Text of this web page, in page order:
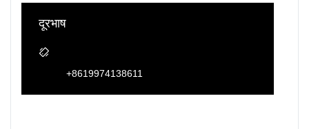
दूरभाष
+8619974138611